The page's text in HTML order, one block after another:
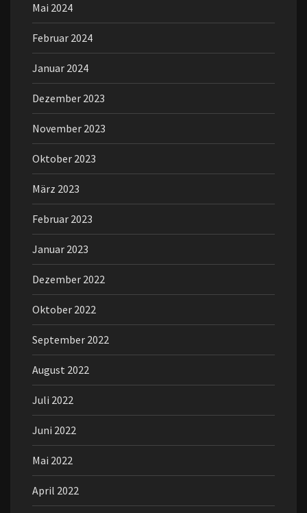
Mai 2024
Februar 2024
Januar 2024
Dezember 2023
November 2023
Oktober 2023
März 2023
Februar 2023
Januar 2023
Dezember 2022
Oktober 2022
September 2022
August 2022
Juli 2022
Juni 2022
Mai 2022
April 2022